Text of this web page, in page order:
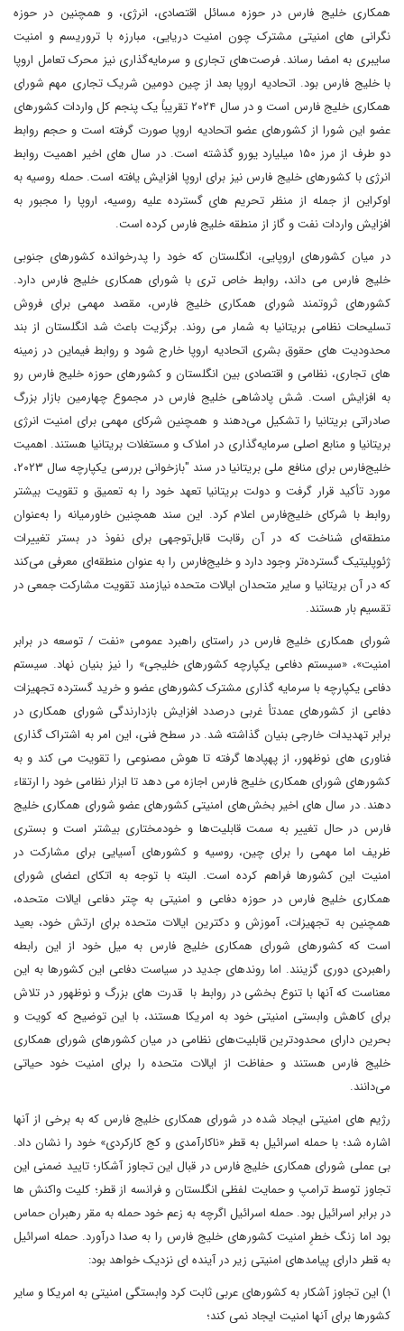
همکاری خلیج فارس در حوزه مسائل اقتصادی، انرژی، و همچنین در حوزه
نگرانی های امنیتی مشترک چون امنیت دریایی، مبارزه با تروریسم و امنیت
سایبری به امضا رساند. فرصت‌های تجاری و سرمایه‌گذاری نیز محرک تعامل اروپا
با خلیج فارس بود. اتحادیه اروپا بعد از چین دومین شریک تجاری مهم شورای
همکاری خلیج فارس است و در سال ۲۰۲۴ تقریباً یک پنجم کل واردات کشورهای
عضو این شورا از کشورهای عضو اتحادیه اروپا صورت گرفته است و حجم روابط
دو طرف از مرز ۱۵۰ میلیارد یورو گذشته است. در سال های اخیر اهمیت روابط
انرژی با کشورهای خلیج فارس نیز برای اروپا افزایش یافته است. حمله روسیه به
اوکراین از جمله از منظر تحریم های گسترده علیه روسیه، اروپا را مجبور به
افزایش واردات نفت و گاز از منطقه خلیج فارس کرده است.
در میان کشورهای اروپایی، انگلستان که خود را پدرخوانده کشورهای جنوبی
خلیج فارس می داند، روابط خاص تری با شورای همکاری خلیج فارس دارد.
کشورهای ثروتمند شورای همکاری خلیج فارس، مقصد مهمی برای فروش
تسلیحات نظامی بریتانیا به شمار می روند. برگزیت باعث شد انگلستان از بند
محدودیت های حقوق بشری اتحادیه اروپا خارج شود و روابط فیماین در زمینه
های تجاری، نظامی و اقتصادی بین انگلستان و کشورهای حوزه خلیج فارس رو
به افزایش است. شش پادشاهی خلیج فارس در مجموع چهارمین بازار بزرگ
صادراتی بریتانیا را تشکیل می‌دهند و همچنین شرکای مهمی برای امنیت انرژی
بریتانیا و منابع اصلی سرمایه‌گذاری در املاک و مستغلات بریتانیا هستند. اهمیت
خلیج‌فارس برای منافع ملی بریتانیا در سند "بازخوانی بررسی یکپارچه سال ۲۰۲۳،
مورد تأکید قرار گرفت و دولت بریتانیا تعهد خود را به تعمیق و تقویت بیشتر
روابط با شرکای خلیج‌فارس اعلام کرد. این سند همچنین خاورمیانه را به‌عنوان
منطقه‌ای شناخت که در آن رقابت قابل‌توجهی برای نفوذ در بستر تغییرات
ژئوپلیتیک گسترده‌تر وجود دارد و خلیج‌فارس را به ‌عنوان منطقه‌ای معرفی می‌کند
که در آن بریتانیا و سایر متحدان ایالات متحده نیازمند تقویت مشارکت جمعی در
تقسیم بار هستند.
شورای همکاری خلیج فارس در راستای راهبرد عمومی «نفت / توسعه در برابر
امنیت»، «سیستم دفاعی یکپارچه کشورهای خلیجی» را نیز بنیان نهاد. سیستم
دفاعی یکپارچه با سرمایه گذاری مشترک کشورهای عضو و خرید گسترده تجهیزات
دفاعی از کشورهای عمدتأ غربی درصدد افزایش بازدارندگی شورای همکاری در
برابر تهدیدات خارجی بنیان گذاشته شد. در سطح فنی، این امر به اشتراک گذاری
فناوری های نوظهور، از پهپادها گرفته تا هوش مصنوعی را تقویت می کند و به
کشورهای شورای همکاری خلیج فارس اجازه می دهد تا ابزار نظامی خود را ارتقاء
دهند. در سال های اخیر بخش‌های امنیتی کشورهای عضو شورای همکاری خلیج
فارس در حال تغییر به سمت قابلیت‌ها و خودمختاری بیشتر است و بستری
ظریف اما مهمی را برای چین، روسیه و کشورهای آسیایی برای مشارکت در
امنیت این کشورها فراهم کرده است. البته با توجه به اتکای اعضای شورای
همکاری خلیج فارس در حوزه دفاعی و امنیتی به چتر دفاعی ایالات متحده،
همچنین به تجهیزات، آموزش و دکترین ایالات متحده برای ارتش خود، بعید
است که کشورهای شورای همکاری خلیج فارس به میل خود از این رابطه
راهبردی دوری گزینند. اما روندهای جدید در سیاست دفاعی این کشورها به این
معناست که آنها با تنوع بخشی در روابط با قدرت های بزرگ و نوظهور در تلاش
برای کاهش وابستی امنیتی خود به امریکا هستند، با این توضیح که کویت و
بحرین دارای محدودترین قابلیت‌های نظامی در میان کشورهای شورای همکاری
خلیج فارس هستند و حفاظت از ایالات متحده را برای امنیت خود حیاتی
می‌دانند.
رژیم های امنیتی ایجاد شده در شورای همکاری خلیج فارس که به برخی از آنها
اشاره شد؛ با حمله اسرائیل به قطر «ناکارآمدی و کج کارکردی» خود را نشان داد.
بی عملی شورای همکاری خلیج فارس در قبال این تجاوز آشکار؛ تایید ضمنی این
تجاوز توسط ترامپ و حمایت لفظی انگلستان و فرانسه از قطر؛ کلیت واکنش ها
در برابر اسرائیل بود. حمله اسرائیل اگرچه به زعم خود حمله به مقر رهبران حماس
بود اما زنگ خطرِ امنیت کشورهای خلیج فارس را به صدا درآورد. حمله اسرائیل
به قطر دارای پیامدهای امنیتی زیر در آینده ای نزدیک خواهد بود:
۱) این تجاوز آشکار به کشورهای عربی ثابت کرد وابستگی امنیتی به امریکا و سایر
کشورها برای آنها امنیت ایجاد نمی کند؛